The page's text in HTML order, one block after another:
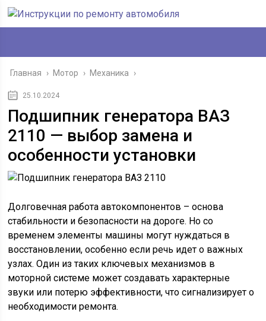
Главная › Мотор › Механика ›
25.10.2024
Подшипник генератора ВАЗ
2110 — выбор замена и
особенности установки
Долговечная работа автокомпонентов – основа
стабильности и безопасности на дороге. Но со
временем элементы машины могут нуждаться в
восстановлении, особенно если речь идет о важных
узлах. Один из таких ключевых механизмов в
моторной системе может создавать характерные
звуки или потерю эффективности, что сигнализирует о
необходимости ремонта.